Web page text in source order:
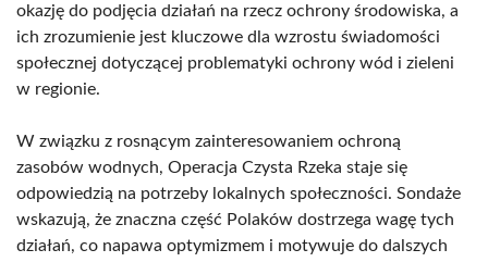
okazję do podjęcia działań na rzecz ochrony środowiska, a
ich zrozumienie jest kluczowe dla wzrostu świadomości
społecznej dotyczącej problematyki ochrony wód i zieleni
w regionie.
W związku z rosnącym zainteresowaniem ochroną
zasobów wodnych, Operacja Czysta Rzeka staje się
odpowiedzią na potrzeby lokalnych społeczności. Sondaże
wskazują, że znaczna część Polaków dostrzega wagę tych
działań, co napawa optymizmem i motywuje do dalszych